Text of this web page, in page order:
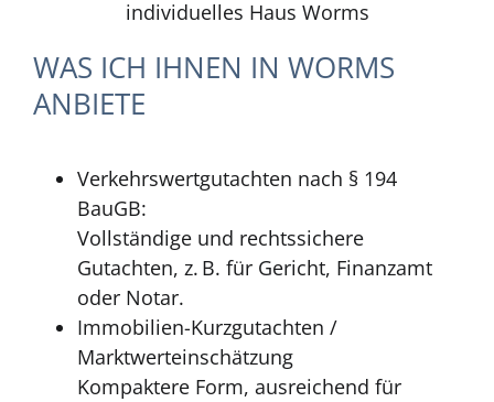
WAS ICH IHNEN IN WORMS
ANBIETE
Verkehrswertgutachten nach § 194
BauGB:
Vollständige und rechtssichere
Gutachten, z. B. für Gericht, Finanzamt
oder Notar.
Immobilien-Kurzgutachten /
Marktwerteinschätzung
Kompaktere Form, ausreichend für